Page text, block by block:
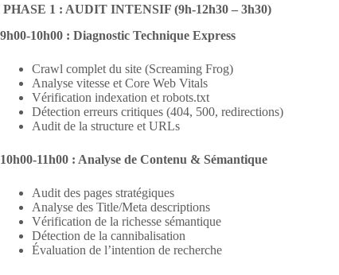
PHASE 1 : AUDIT INTENSIF (9h-12h30 – 3h30)
9h00-10h00 : Diagnostic Technique Express
Crawl complet du site (Screaming Frog)
Analyse vitesse et Core Web Vitals
Vérification indexation et robots.txt
Détection erreurs critiques (404, 500, redirections)
Audit de la structure et URLs
10h00-11h00 : Analyse de Contenu & Sémantique
Audit des pages stratégiques
Analyse des Title/Meta descriptions
Vérification de la richesse sémantique
Détection de la cannibalisation
Évaluation de l’intention de recherche